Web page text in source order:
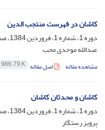
کاشان در فهرست منتجب الدین
دوره 1، شماره 1، فروردین 1384، صفحه
عبدالله موحدی محب
مشاهده مقاله اصل مقاله 986.79 K
کاشان و محدثان کاشان
دوره 1، شماره 1، فروردین 1384، صفحه
پرویز رستگار